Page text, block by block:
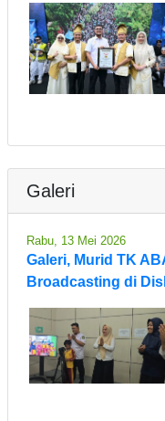
Galeri
Rabu, 13 Mei 2026
Galeri, Murid TK
Broadcasting di